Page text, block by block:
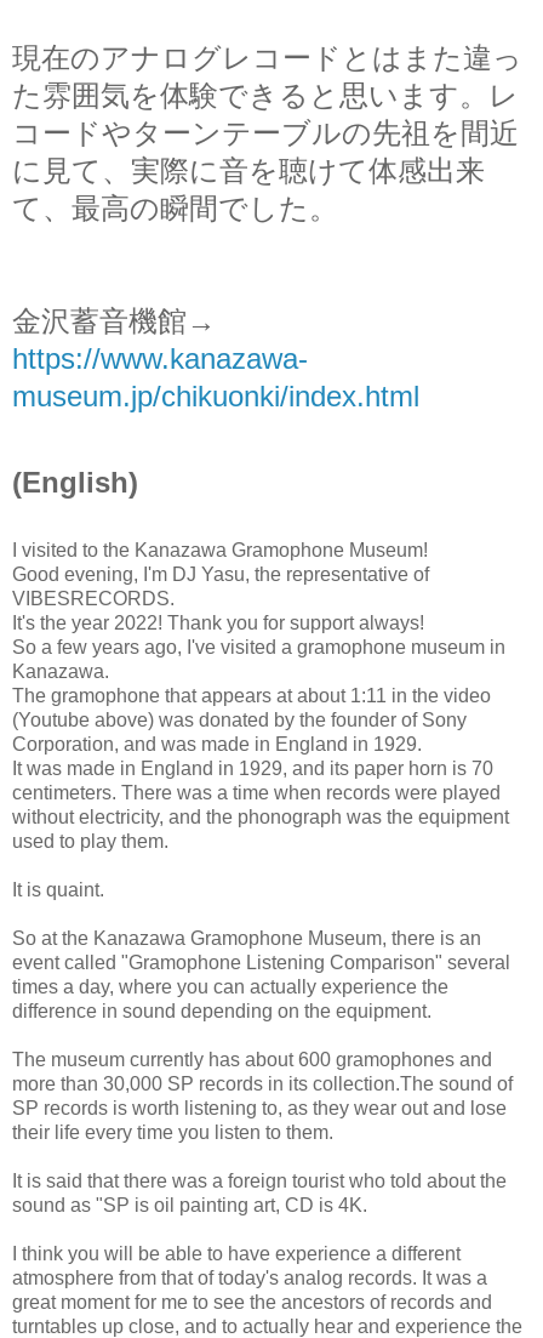
現在のアナログレコードとはまた違っ
た雰囲気を体験できると思います。レ
コードやターンテーブルの先祖を間近
に見て、実際に音を聴けて体感出来
て、最高の瞬間でした。
金沢蓄音機館→
https://www.kanazawa-
museum.jp/chikuonki/index.html
(English)
I visited to the Kanazawa Gramophone Museum!
Good evening, I'm DJ Yasu, the representative of
VIBESRECORDS.
It's the year 2022! Thank you for support always!
So a few years ago, I've visited a gramophone museum in
Kanazawa.
The gramophone that appears at about 1:11 in the video
(Youtube above) was donated by the founder of Sony
Corporation, and was made in England in 1929.
It was made in England in 1929, and its paper horn is 70
centimeters. There was a time when records were played
without electricity, and the phonograph was the equipment
used to play them.
It is quaint.
So at the Kanazawa Gramophone Museum, there is an
event called "Gramophone Listening Comparison" several
times a day, where you can actually experience the
difference in sound depending on the equipment.
The museum currently has about 600 gramophones and
more than 30,000 SP records in its collection.The sound of
SP records is worth listening to, as they wear out and lose
their life every time you listen to them.
It is said that there was a foreign tourist who told about the
sound as "SP is oil painting art, CD is 4K.
I think you will be able to have experience a different
atmosphere from that of today's analog records. It was a
great moment for me to see the ancestors of records and
turntables up close, and to actually hear and experience the